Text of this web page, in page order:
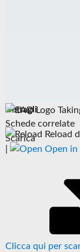
Reload
Open in
Dettagli
Schede correlate
Scarica
Clicca qui per